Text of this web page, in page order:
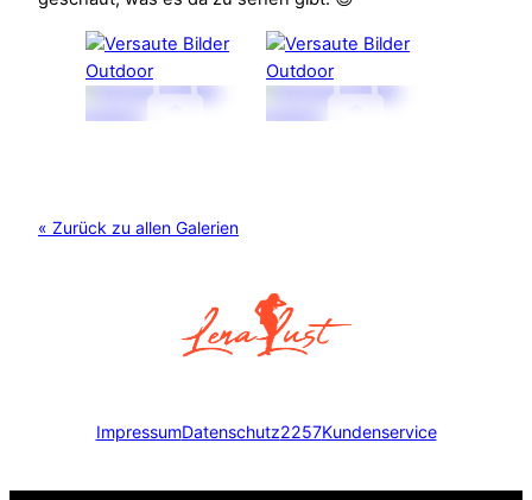
« Zurück zu allen Galerien
ImpressumDatenschutz2257Kundenservice